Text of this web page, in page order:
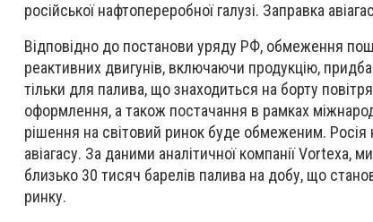
російської нафтопереробної галузі. Заправка
Відповідно до постанови уряду РФ, обмеження
реактивних двигунів, включаючи продукцію,
тільки для палива, що знаходиться на борту
оформлення, а також постачання в рамках
рішення на світовий ринок буде обмеженим. Росія
авіагасу. За даними аналітичної компанії Vortexa,
близько 30 тисяч барелів палива на добу, що
ринку.